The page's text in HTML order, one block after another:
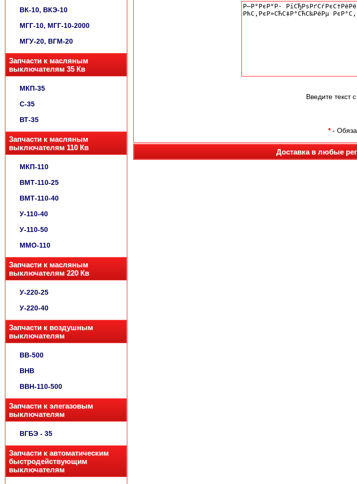
ВК-10, ВКЭ-10
МГГ-10, МГГ-10-2000
МГУ-20, ВГМ-20
Запчасти к масляным
выключателям 35 Кв
МКП-35
С-35
ВТ-35
Запчасти к масляным
выключателям 110 Кв
МКП-110
ВМТ-110-25
ВМТ-110-40
У-110-40
У-110-50
ММО-110
Запчасти к масляным
выключателям 220 Кв
У-220-25
У-220-40
Запчасти к воздушным
выключателям
ВВ-500
ВНВ
ВВН-110-500
Запчасти к элегазовым
выключателям
ВГБЭ - 35
Запчасти к автоматическим
быстродействующим
выключателям
Введите текст
*-
Доставка в любые